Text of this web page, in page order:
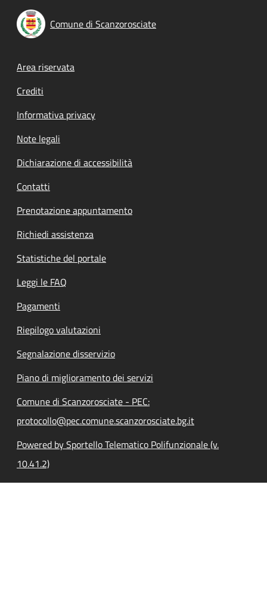
Comune di Scanzorosciate
Footer menu
Area riservata
Crediti
Informativa privacy
Note legali
Dichiarazione di accessibilità
Contatti
Prenotazione appuntamento
Richiedi assistenza
Statistiche del portale
Leggi le FAQ
Pagamenti
Riepilogo valutazioni
Segnalazione disservizio
Piano di miglioramento dei servizi
Comune di Scanzorosciate - PEC:
protocollo@pec.comune.scanzorosciate.bg.it
Powered by Sportello Telematico Polifunzionale (v.
10.41.2)